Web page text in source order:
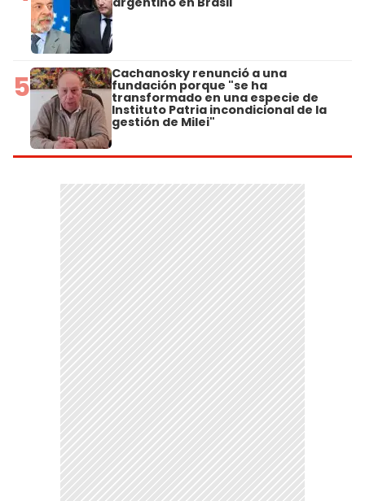
5 Cachanosky renunció a una
fundación porque "se ha
transformado en una especie de
Instituto Patria incondicional de la
gestión de Milei"